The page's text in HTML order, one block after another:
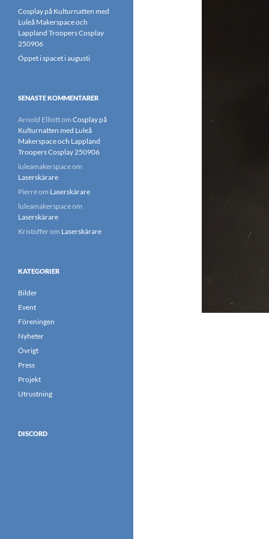
Cosplay på Kulturnatten med
Luleå Makerspace och
Lappland Troopers Cosplay
250906
Öppet i spacet i augusti
SENASTE KOMMENTARER
Arnold Elliottom Cosplay på
Kulturnatten med Luleå
Makerspace och Lappland
Troopers Cosplay 250906
luleamakerspaceom
Laserskärare
Pierreom Laserskärare
luleamakerspaceom
Laserskärare
Kristofferom Laserskärare
KATEGORIER
Bilder
Event
Föreningen
Nyheter
Övrigt
Press
Projekt
Utrustning
DISCORD